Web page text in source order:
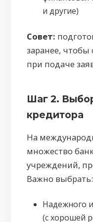
и другие)
Совет:
заранее, чтобы
при подаче
Шаг 2.
кредитора
На
множество
учреждений,
Важно выбрать:
Надежного
(с хорошей